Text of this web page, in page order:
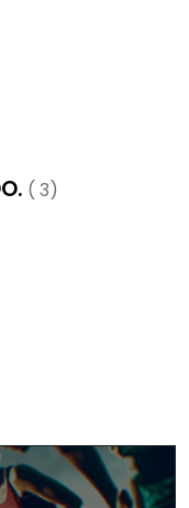
( 3)